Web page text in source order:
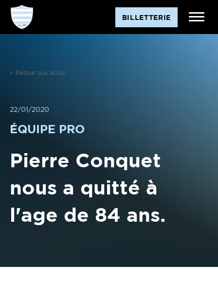
Aller
contenu
BILLETTERIE
< Retour aux actus
22/01/2020
ÉQUIPE PRO
Pierre Conquet
nous a quitté à
l'age de 84 ans.